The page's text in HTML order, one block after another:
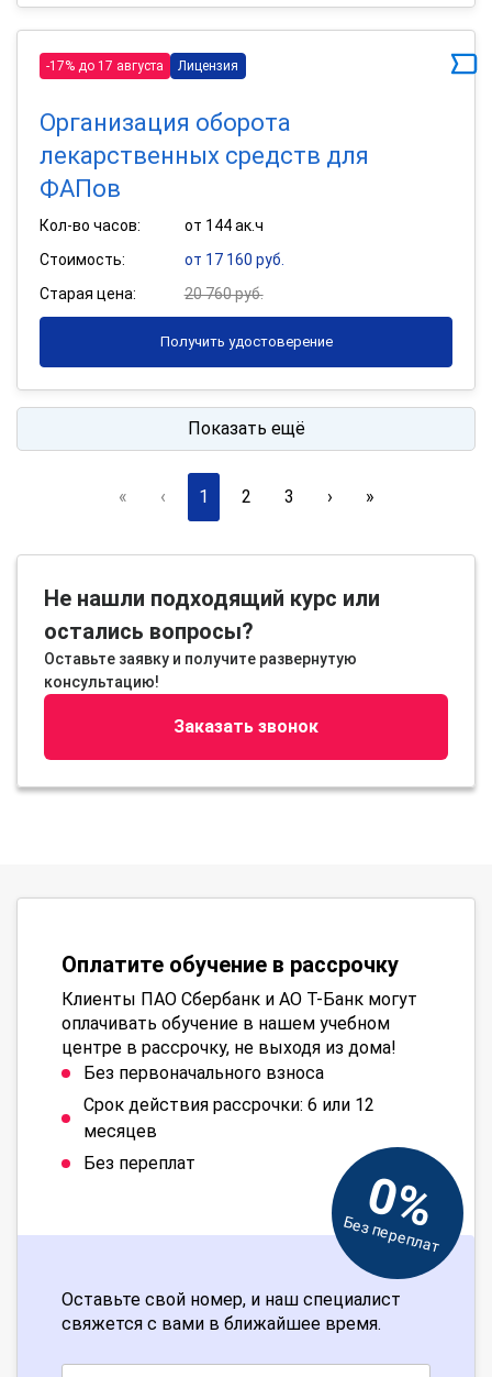
-17% до 17 августа Лицензия
Организация оборота
лекарственных средств для
ФАПов
Кол-во часов:
от 144 ак.ч
Стоимость:
от 17 160 руб.
Старая цена:
20 760 руб.
Получить удостоверение
Показать ещё
« ‹ 1 2 3 › »
Не нашли подходящий курс или
остались вопросы?
Оставьте заявку и получите развернутую
консультацию!
Заказать звонок
Оплатите обучение в рассрочку
Клиенты ПАО Сбербанк и АО Т-Банк могут
оплачивать обучение в нашем учебном
центре в рассрочку, не выходя из дома!
Без первоначального взноса
Срок действия рассрочки: 6 или 12
месяцев
Без переплат
0%
Без переплат
Оставьте свой номер, и наш специалист
свяжется с вами в ближайшее время.